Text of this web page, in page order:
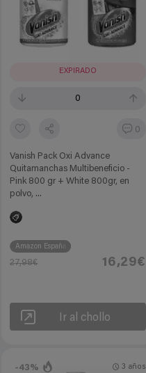
EXPIRADO
0
0
Vanish Pack Oxi Advance
Quitamanchas Multibeneficio -
Pink 800 gr + White 800gr, en
polvo, ...
Amazon España
27,98€ 16,29€
Ir al chollo
-43% 3 años